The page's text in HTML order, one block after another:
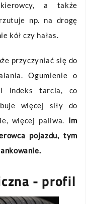
a także
np. na drogę
kół czy hałas.
przyczyniać się do
Ogumienie o
indeks tarcia, co
więcej siły do
więcej paliwa. Im
pojazdu, tym
- profil